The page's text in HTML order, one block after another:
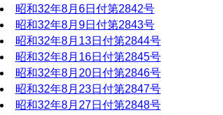
昭和32年8月6日付第2842号
昭和32年8月9日付第2843号
昭和32年8月13日付第2844号
昭和32年8月16日付第2845号
昭和32年8月20日付第2846号
昭和32年8月23日付第2847号
昭和32年8月27日付第2848号